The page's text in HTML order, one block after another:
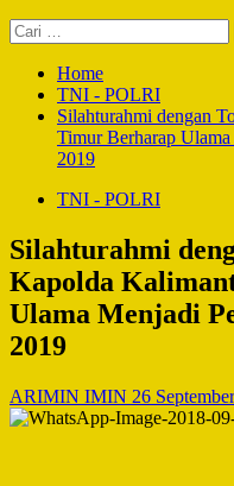
Cari
untuk:
Home
TNI - POLRI
Silahturahmi dengan
Timur Berharap
2019
TNI - POLRI
Silahturahmi
Kapolda
Ulama Menjadi
2019
ARIMIN IMIN 26